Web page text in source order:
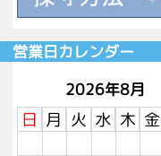
営業日カレンダー
2026年8月
日 月 火 水 木 金